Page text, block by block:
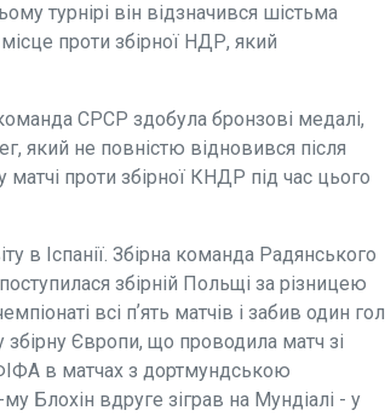
турнірі він відзначився шістьма
проти збірної НДР, який
СРСР здобула бронзові медалі,
який не повністю відновився після
проти збірної КНДР під час цього
в Іспанії. Збірна команда Радянського
збірній Польщі за різницею
всі пʼять матчів і забив один гол
збірну Європи, що проводила матч зі
в матчах з дортмундською
Блохін вдруге зіграв на Мундіалі - у